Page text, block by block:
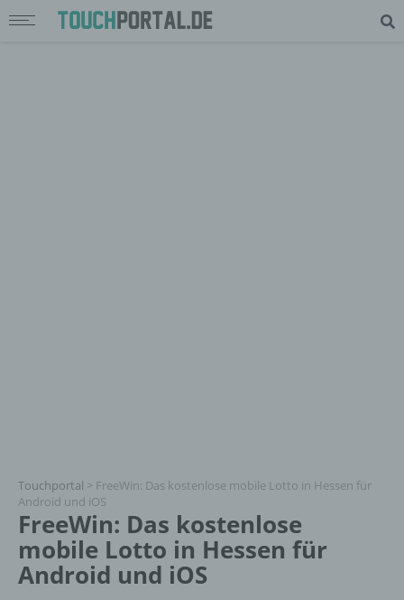
Touchportal > FreeWin: Das kostenlose mobile Lotto in Hessen für
Android und iOS
FreeWin: Das kostenlose
mobile Lotto in Hessen für
Android und iOS